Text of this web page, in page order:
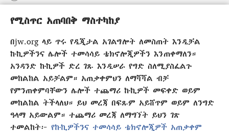
የሚስጥር አጠባበቅ ማስተካከያ
በjw.org ላይ ጥሩ የዲጂታል አገልግሎት ለመስጠት እንዲቻል
ኩኪዎችንና ሌሎች ተመሳሳይ ቴክኖሎጂዎችን እንጠቀማለን።
አንዳንድ ኩኪዎች ድረ ገጹ እንዲሠራ የግድ ስለሚያስፈልጉ
መከልከል አይቻልም። አጠቃቀምህን ለማሻሻል ብቻ
የምንጠቀምባቸውን ሌሎች ተጨማሪ ኩኪዎች መፍቀድ ወይም
መከልከል ትችላለህ። ይህ መረጃ በፍጹም አይሸጥም ወይም ለንግድ
ዓላማ አይውልም። ተጨማሪ መረጃ ለማግኘት ይህን ገጽ
ተመልከት፦ የኩኪዎችንና ተመሳሳይ ቴክኖሎጂዎች አጠቃቀም
መዋጮዎች
(አዲስ
ክፈት)
የመጠበቂያ ግንብ የኢንተርኔት ቤተ መጻሕፍት
(አዲስ
ዊንዶው
®
(አዲስ
ዊንዶው
®